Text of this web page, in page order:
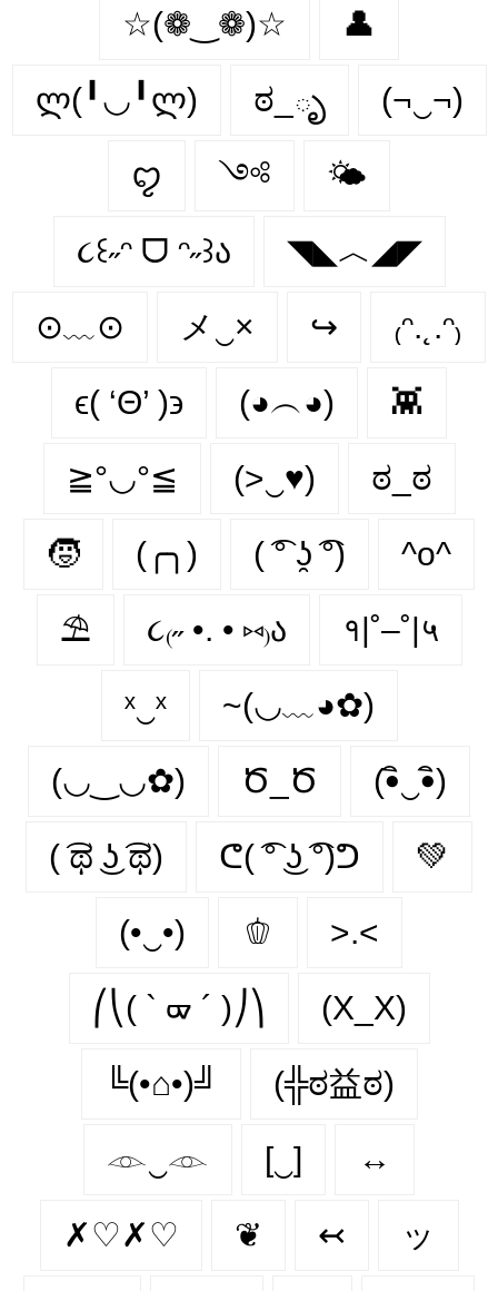
☆(❁‿❁)☆ 👤
ლ(╹◡╹ლ) ಠ_ృ (¬‿¬)
ꨄ ༺ 🌤️
૮꒰˶ᵔ ᗜ ᵔ˶꒱ა ◥◣︿◢◤
⊙﹏⊙ メ‿× ↪ ₍ᵔ.˛.ᵔ₎
ϵ( ‘Θ’ )϶ (◕︵◕) 👾
≧°◡°≦ (>‿♥) ಠ_ಠ
🧒 (╭╮) ( ͡° ʖ̯ ͡°) ^o^
⛱ ૮₍˶ •. • ⑅₎ა १|˚–˚|५
ˣ‿ˣ ~(◡﹏◕✿)
(◡‿◡✿) Ծ_Ծ (•ิ‿•ิ)
( ͡ಥ ͜ʖ ͡ಥ) ᕦ( ͡° ͜ʖ ͡°)ᕤ 💚
(•‿•) 🫑 >.<
⎛⎝( ` ᢍ ´ )⎠⎞ (X_X)
╚(•⌂•)╝ (╬ಠ益ಠ)
𓁹‿𓁹 [‿] ↔
✗♡✗♡ ❦ ↢ ッ